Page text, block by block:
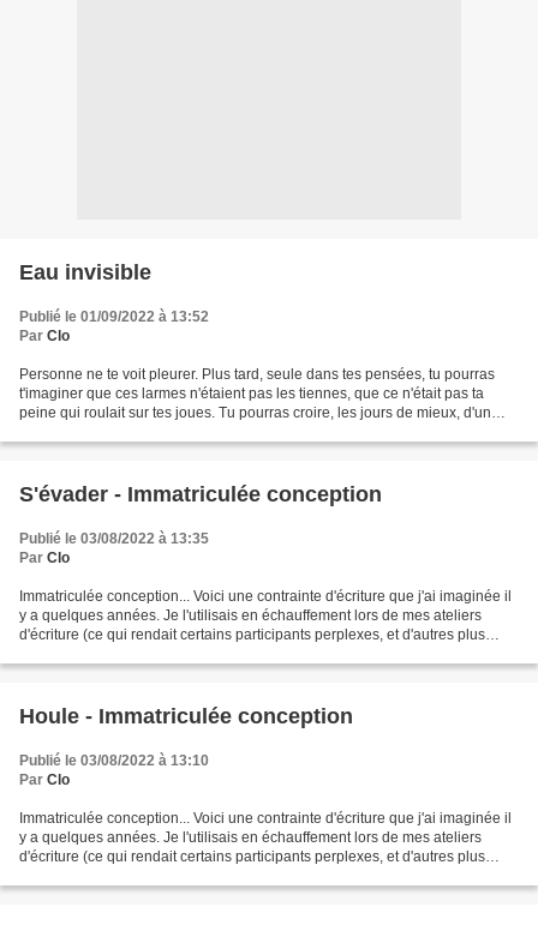
Eau invisible
Publié le 01/09/2022 à 13:52
Par Clo
Personne ne te voit pleurer. Plus tard, seule dans tes pensées, tu pourras
t'imaginer que ces larmes n'étaient pas les tiennes, que ce n'était pas ta
peine qui roulait sur tes joues. Tu pourras croire, les jours de mieux, d'un
S'évader - Immatriculée conception
Publié le 03/08/2022 à 13:35
Par Clo
Immatriculée conception... Voici une contrainte d'écriture que j'ai imaginée il
y a quelques années. Je l'utilisais en échauffement lors de mes ateliers
d'écriture (ce qui rendait certains participants perplexes, et d'autres plus
Houle - Immatriculée conception
Publié le 03/08/2022 à 13:10
Par Clo
Immatriculée conception... Voici une contrainte d'écriture que j'ai imaginée il
y a quelques années. Je l'utilisais en échauffement lors de mes ateliers
d'écriture (ce qui rendait certains participants perplexes, et d'autres plus